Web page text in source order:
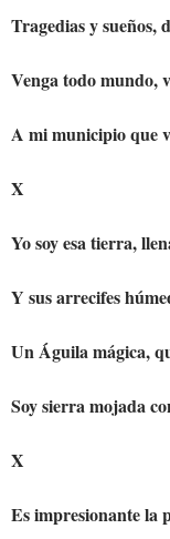
Tragedias y sueños,
Venga todo mundo,
A mi municipio que
X
Yo soy esa tierra,
Y sus arrecifes
Un Águila mágica,
Soy sierra mojada
X
Es impresionante la